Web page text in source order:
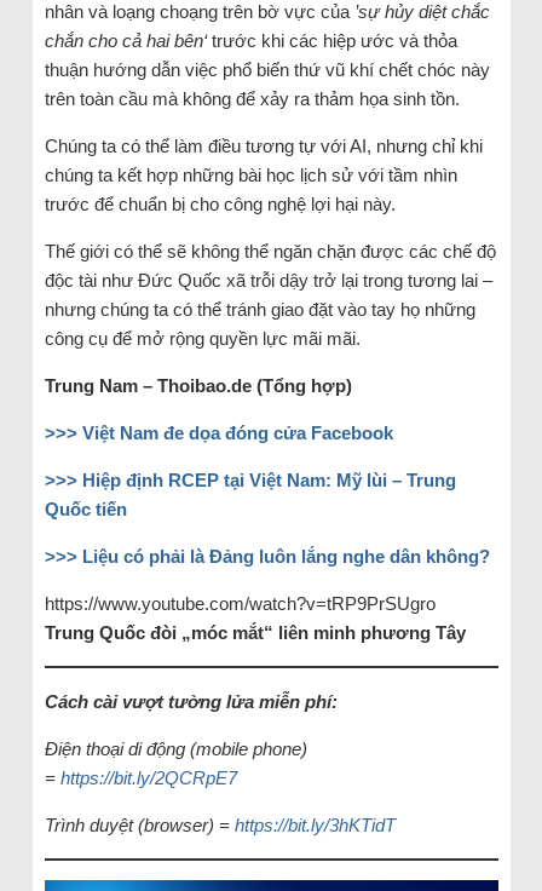
nhân và loạng choạng trên bờ vực của ’sự hủy diệt chắc
chắn cho cả hai bên‘trước khi các hiệp ước và thỏa
thuận hướng dẫn việc phổ biến thứ vũ khí chết chóc này
trên toàn cầu mà không để xảy ra thảm họa sinh tồn.
Chúng ta có thể làm điều tương tự với AI, nhưng chỉ khi
chúng ta kết hợp những bài học lịch sử với tầm nhìn
trước để chuẩn bị cho công nghệ lợi hại này.
Thế giới có thể sẽ không thể ngăn chặn được các chế độ
độc tài như Đức Quốc xã trỗi dậy trở lại trong tương lai –
nhưng chúng ta có thể tránh giao đặt vào tay họ những
công cụ để mở rộng quyền lực mãi mãi.
Trung Nam – Thoibao.de (Tổng hợp)
>>> Việt Nam đe dọa đóng cửa Facebook
>>> Hiệp định RCEP tại Việt Nam: Mỹ lùi – Trung
Quốc tiến
>>> Liệu có phải là Đảng luôn lắng nghe dân không?
https://www.youtube.com/watch?v=tRP9PrSUgro
Trung Quốc đòi „móc mắt“ liên minh phương Tây
Cách cài vượt tường lửa miễn phí:
Điện thoại di động (mobile phone)
= https://bit.ly/2QCRpE7
Trình duyệt (browser) = https://bit.ly/3hKTidT